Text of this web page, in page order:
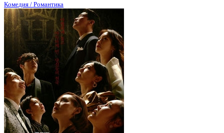
Комедия / Романтика